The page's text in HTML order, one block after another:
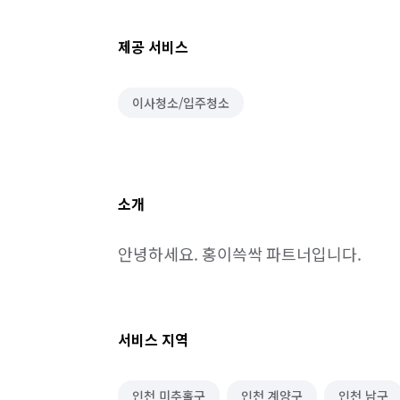
제공 서비스
이사청소/입주청소
소개
안녕하세요. 홍이쓱싹 파트너입니다.
서비스 지역
인천 미추홀구 인천 계양구 인천 남구